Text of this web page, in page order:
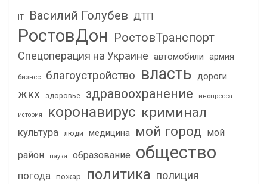
IT Василий Голубев ДТП
РостовДон РостовТранспорт
Спецоперация на Украине автомобили армия
бизнес благоустройство власть дороги
жкх здоровье здравоохранение инопресса
история коронавирус криминал
культура люди медицина мой город мой
район
наука образование общество
погода пожар политика полиция